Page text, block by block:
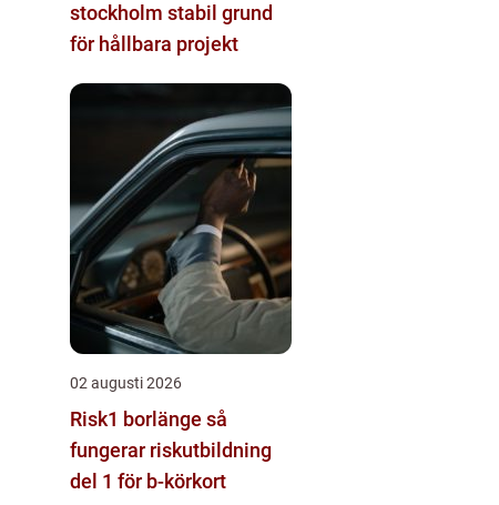
stockholm stabil grund
för hållbara projekt
02 augusti 2026
Risk1 borlänge så
fungerar riskutbildning
del 1 för b-körkort